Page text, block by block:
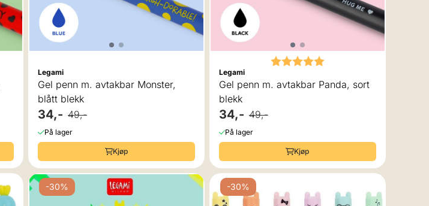
Legami
Gel penn m. avtakbar Monster,
blått blekk
34,- 49,-
På lager
Kjøp
Karakter: 5.0 av 5 mulige
Legami
Gel penn m. avtakbar Panda, sort
blekk
34,- 49,-
På lager
Kjøp
-30% -30%